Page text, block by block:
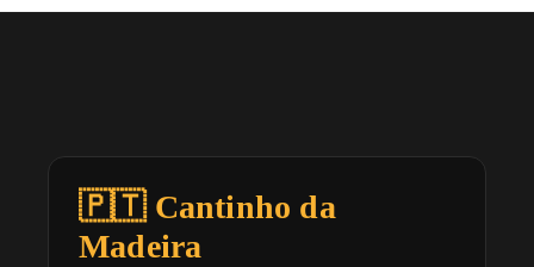
🇵🇹 Cantinho da
Madeira